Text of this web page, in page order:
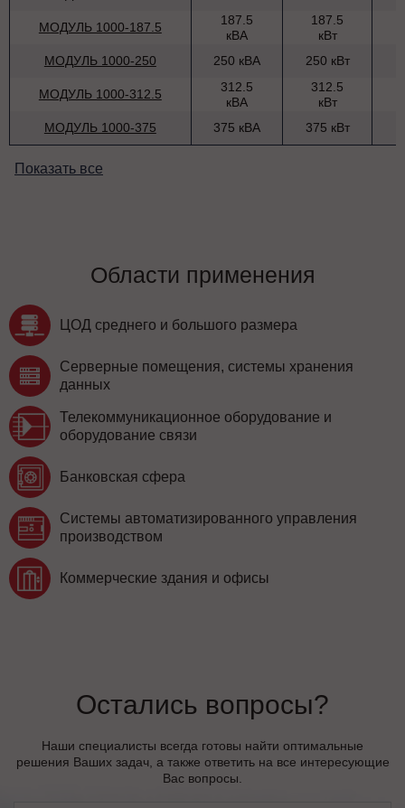
МОДУЛЬ 1000-187.5
187.5
кВА
187.5
кВт
МОДУЛЬ 1000-250
250 кВА 250 кВт
МОДУЛЬ 1000-312.5
312.5
кВА
312.5
кВт
МОДУЛЬ 1000-375
375 кВА 375 кВт
Показать все
Области применения
ЦОД среднего и большого размера
Серверные помещения, системы хранения
данных
Телекоммуникационное оборудование и
оборудование связи
Банковская сфера
Системы автоматизированного управления
производством
Коммерческие здания и офисы
Остались вопросы?
Наши специалисты всегда готовы найти оптимальные
решения Ваших задач, а также ответить на все интересующие
Вас вопросы.